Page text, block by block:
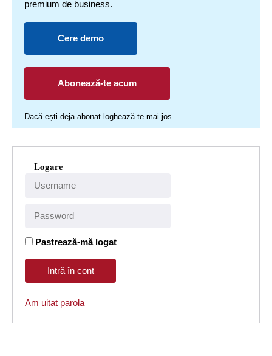
premium de business.
Cere demo
Abonează-te acum
Dacă ești deja abonat loghează-te mai jos.
Logare
Pastrează-mă logat
Am uitat parola